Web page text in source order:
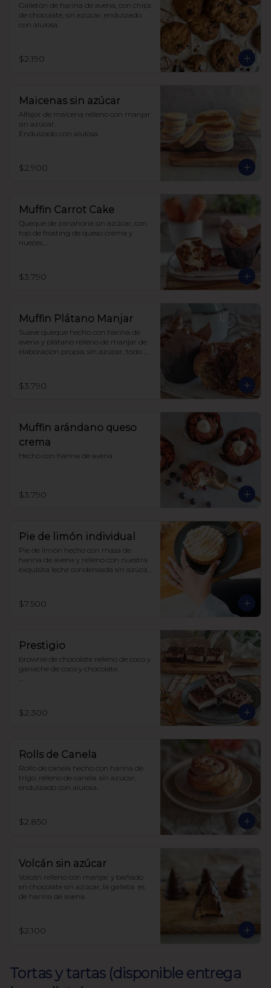
Galletón de harina de avena, con chips
de chocolate, sin azúcar, endulzado
con alulosa.
$2.190
Maicenas sin azúcar
Alfajor de maicena relleno con manjar
sin azúcar.
Endulzado con alulosa
$2.900
Muffin Carrot Cake
Queque de zanahoria sin azúcar, con
top de frosting de queso crema y
nueces.
$3.790
Muffin Plátano Manjar
Suave queque hecho con harina de
avena y plátano relleno de manjar de
elaboración propia, sin azúcar, todo
$3.790
Muffin arándano queso
crema
Hecho con harina de avena
$3.790
Pie de limón individual
Pie de limón hecho con masa de
harina de avena y relleno con nuestra
exquisita leche condensada sin azúcar
suizo. Todo endulzado con alulosa.
$7.500
Prestigio
brownie de chocolate relleno de coco y
ganache de coco y chocolate.
sin soya
con harina de avena
$2.300
Rolls de Canela
Rollo de canela hecho con harina de
trigo, relleno de canela. sin azúcar,
endulzado con alulosa.
$2.850
Volcán sin azúcar
Volcán relleno con manjar y bañado
en chocolate sin azúcar, la galleta  es
de harina de avena.
$2.100
Tortas y tartas (disponible entrega